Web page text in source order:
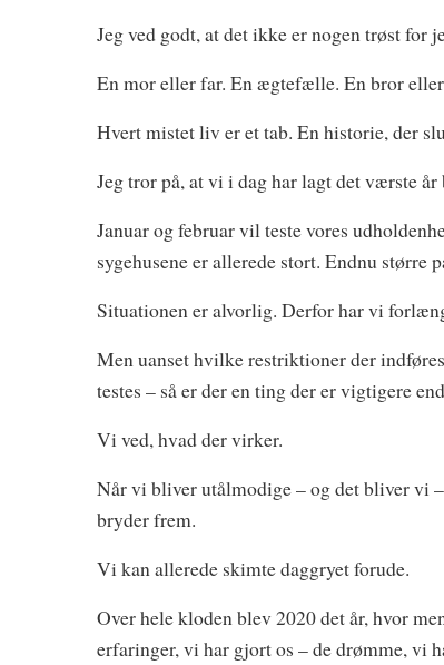
Jeg ved godt, at det ikke er nogen trøst for
En mor eller far. En ægtefælle. En bror
Hvert mistet liv er et tab. En historie, der
Jeg tror på, at vi i dag har lagt det værste
Januar og februar vil teste vores
sygehusene er allerede stort. Endnu større
Situationen er alvorlig. Derfor har vi
Men uanset hvilke restriktioner der
testes – så er der en ting der er vigtigere
Vi ved, hvad der virker.
Når vi bliver utålmodige – og det bliver vi
bryder frem.
Vi kan allerede skimte daggryet forude.
Over hele kloden blev 2020 det år, hvor
erfaringer, vi har gjort os – de drømme, vi